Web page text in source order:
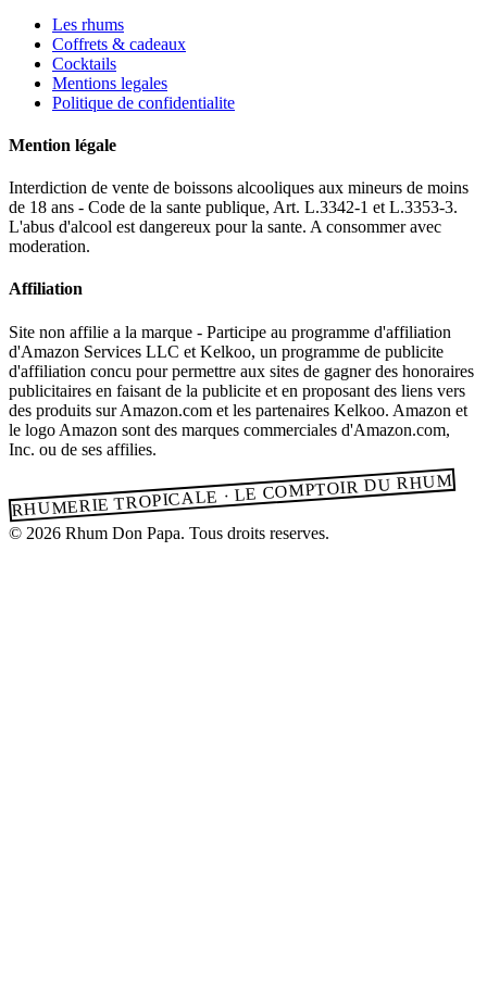
Les rhums
Coffrets & cadeaux
Cocktails
Mentions legales
Politique de confidentialite
Mention légale
Interdiction de vente de boissons alcooliques aux mineurs de moins
de 18 ans - Code de la sante publique, Art. L.3342-1 et L.3353-3.
L'abus d'alcool est dangereux pour la sante. A consommer avec
moderation.
Affiliation
Site non affilie a la marque - Participe au programme d'affiliation
d'Amazon Services LLC et Kelkoo, un programme de publicite
d'affiliation concu pour permettre aux sites de gagner des honoraires
publicitaires en faisant de la publicite et en proposant des liens vers
des produits sur Amazon.com et les partenaires Kelkoo. Amazon et
le logo Amazon sont des marques commerciales d'Amazon.com,
Inc. ou de ses affilies.
RHUMERIE TROPICALE · LE COMPTOIR DU RHUM
© 2026 Rhum Don Papa. Tous droits reserves.